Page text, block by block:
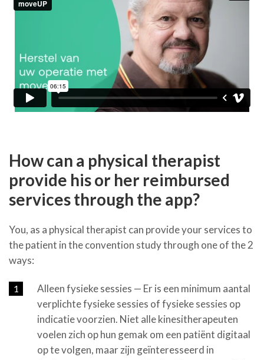
How can a physical therapist
provide his or her reimbursed
services through the app?
You, as a physical therapist can provide your services to
the patient in the convention study through one of the 2
ways:
Alleen fysieke sessies — Er is een minimum aantal
verplichte fysieke sessies of fysieke sessies op
indicatie voorzien. Niet alle kinesitherapeuten
voelen zich op hun gemak om een patiënt digitaal
op te volgen, maar zijn geïnteresseerd in